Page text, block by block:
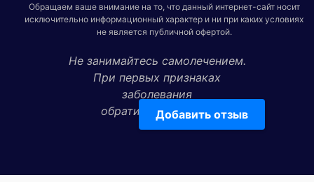
Добавить отзыв
Обращаем ваше внимание на то, что данный интернет-сайт носит
исключительно информационный характер и ни при каких условиях
не является публичной офертой.
Не занимайтесь самолечением.
При первых признаках
заболевания
обратитесь к врачу!